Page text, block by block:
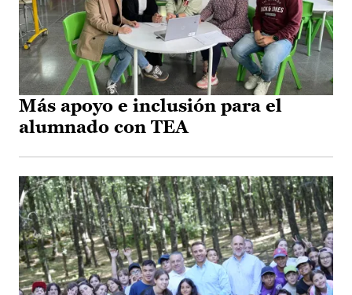
Más apoyo e inclusión para el
alumnado con TEA